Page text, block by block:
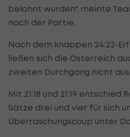
belohnt wurden", meinte
nach der Partie.
Nach dem knappen 24:22-
ließen sich die Österreich
zweiten Durchgang nicht
Mit 21:18 und 21:19 entschied
Sätze drei und vier für sich
Überraschungscoup unter